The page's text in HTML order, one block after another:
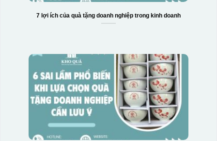
7 lợi ích của quà tặng doanh nghiệp trong kinh doanh